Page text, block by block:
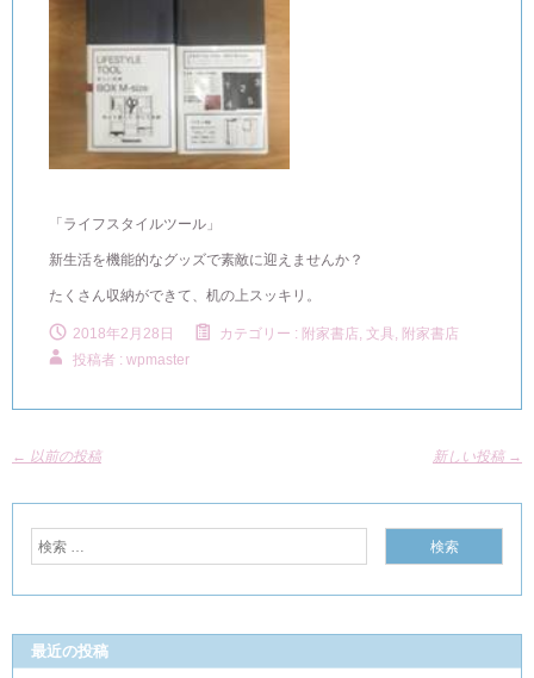
「ライフスタイルツール」
新生活を機能的なグッズで素敵に迎えませんか？
たくさん収納ができて、机の上スッキリ。
2018年2月28日 カテゴリー : 附家書店, 文具, 附家書店
投稿者 : wpmaster
← 以前の投稿 新しい投稿 →
最近の投稿